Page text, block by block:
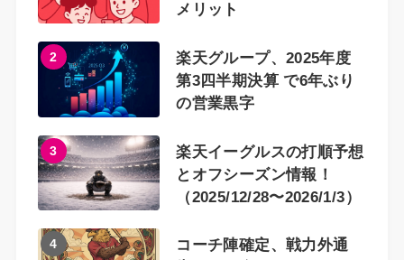
メリット
2
楽天グループ、2025年度
第3四半期決算 で6年ぶり
の営業黒字
3
楽天イーグルスの打順予想
とオフシーズン情報！
（2025/12/28〜2026/1/3）
4
コーチ陣確定、戦力外通